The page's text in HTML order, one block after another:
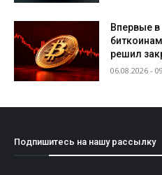
Впервые в
решил
06.08.2026 -
Подпишитесь на нашу рассылку